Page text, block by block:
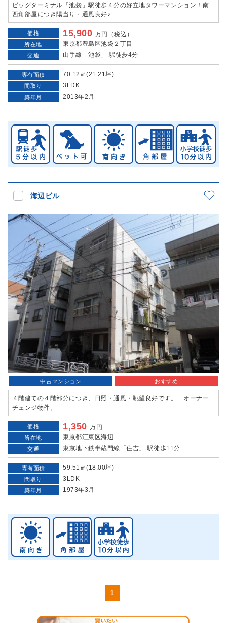
ビッグターミナル「池袋」駅徒歩４分の好立地タワーマンション！南
西角部屋につき陽当り・通風良好♪
価格 15,900 万円（税込）
所在地 東京都豊島区池袋２丁目
交通 山手線「池袋」 駅徒歩4分
専有面積 70.12㎡(21.21坪)
間取り 3LDK
築年月 2013年2月
海辺ビル
中古マンション おすすめ
４階建ての４階部分につき、日照・通風・眺望良好です。 オーナー
チェンジ物件。
価格 1,350万円
所在地 東京都江東区海辺
交通 東京地下鉄半蔵門線「住吉」 駅徒歩11分
専有面積 59.51㎡(18.00坪)
間取り 3LDK
築年月 1973年3月
1